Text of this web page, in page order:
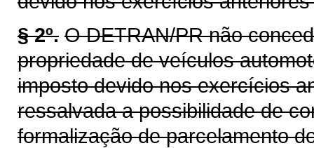
§ 2º. O DETRAN/PR não
propriedade de veículos
imposto devido nos exercícios
ressalvada a possibilidade de
formalização de parcelamento